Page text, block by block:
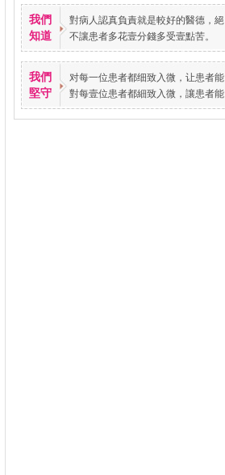
我們
知道
對病人認真負責就是較好的醫德，絕
不讓患者多花壹分錢多受壹點苦。
我們
堅守
对每一位患者都细致入微，让患者能
對每壹位患者都細致入微，讓患者能